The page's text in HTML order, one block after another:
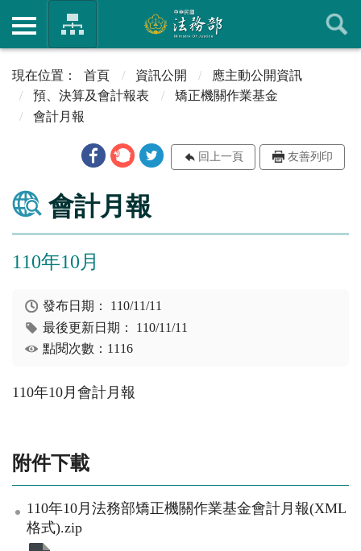
首頁 資訊公開
應主動公開資訊
預、決算及會計報表
矯正機關作業基金
會計月報
回上一頁 友善列印
會計月報
110年10月
發布日期： 110/11/11
最後更新日期： 110/11/11
點閱次數：1116
110年10月會計月報
附件下載
110年10月法務部矯正機關作業基金會計月報(XML
格式).zip